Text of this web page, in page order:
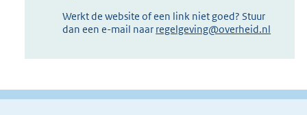
Werkt de website of een link niet goed? Stuur
dan een e-mail naar regelgeving@overheid.nl